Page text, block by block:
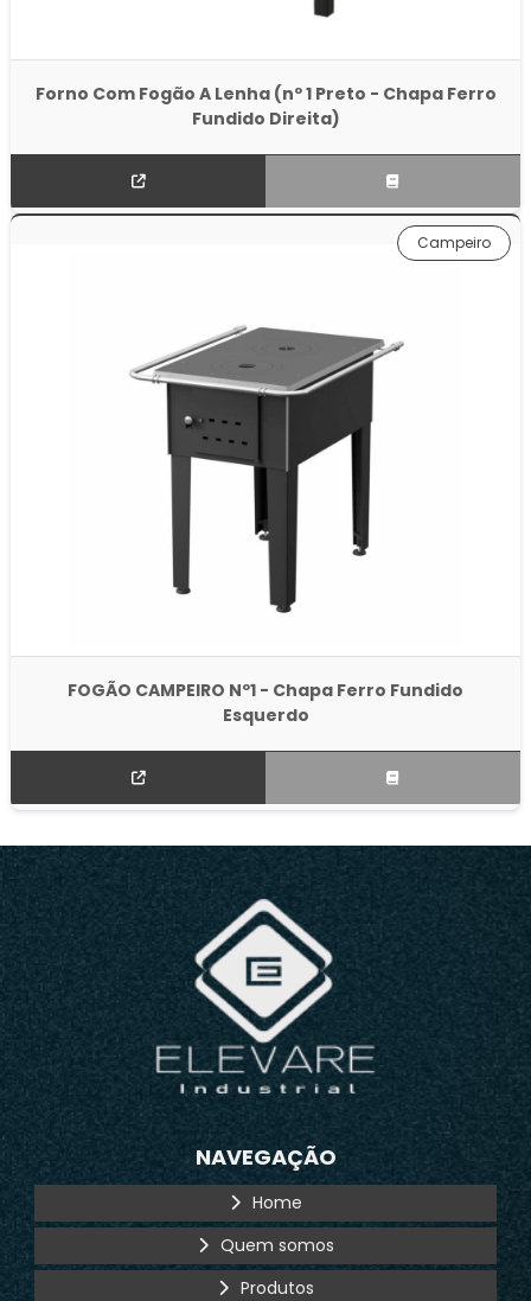
Forno Com Fogão A Lenha (nº 1 Preto - Chapa Ferro
Fundido Direita)
FOGÃO CAMPEIRO Nº1 - Chapa Ferro Fundido
Esquerdo
Campeiro
NAVEGAÇÃO
Home
Quem somos
Produtos